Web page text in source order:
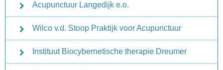
Acupunctuur Langedijk e.o.
Wilco v.d. Stoop Praktijk voor Acupunctuur
Instituut Biocybernetische therapie Dreumer